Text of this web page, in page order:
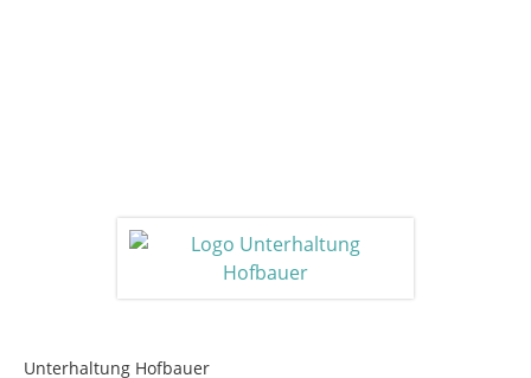
Unterhaltung Hofbauer